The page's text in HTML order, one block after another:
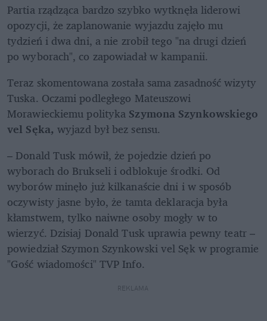
Partia rządząca bardzo szybko wytknęła liderowi
opozycji, że zaplanowanie wyjazdu zajęło mu
tydzień i dwa dni, a nie zrobił tego "na drugi dzień
po wyborach", co zapowiadał w kampanii.
Teraz skomentowana została sama zasadność wizyty
Tuska. Oczami podległego Mateuszowi
Morawieckiemu polityka Szymona Szynkowskiego
vel Sęka, wyjazd był bez sensu.
– Donald Tusk mówił, że pojedzie dzień po
wyborach do Brukseli i odblokuje środki. Od
wyborów minęło już kilkanaście dni i w sposób
oczywisty jasne było, że tamta deklaracja była
kłamstwem, tylko naiwne osoby mogły w to
wierzyć. Dzisiaj Donald Tusk uprawia pewny teatr –
powiedział Szymon Szynkowski vel Sęk w programie
"Gość wiadomości" TVP Info.
REKLAMA